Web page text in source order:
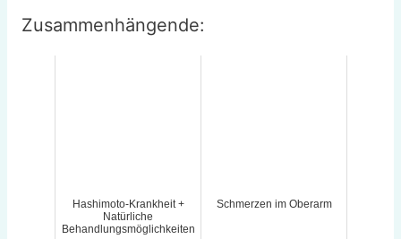
Zusammenhängende:
Hashimoto-Krankheit +
Natürliche
Behandlungsmöglichkeiten
Schmerzen im Oberarm